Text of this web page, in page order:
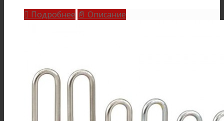
 Подробнее 📄 Описание